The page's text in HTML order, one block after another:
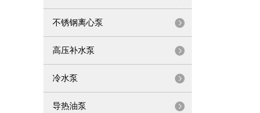
不锈钢离心泵
高压补水泵
冷水泵
导热油泵